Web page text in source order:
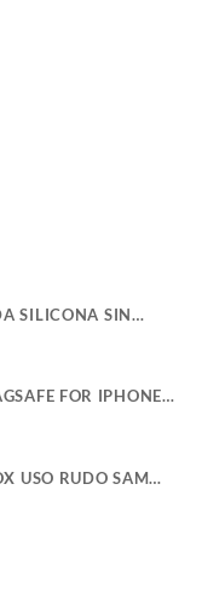
SILICONA SIN
FOR IPHONE
USO RUDO SAM